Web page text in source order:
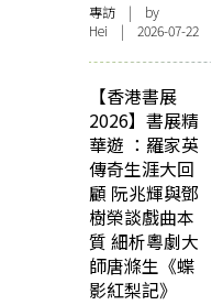
專訪 | by
Hei | 2026-07-22
【香港書展
2026】書展精
華遊 ：羅家英
傳奇生涯大回
顧 阮兆輝與鄧
樹榮談戲曲本
質 細析粵劇大
師唐滌生《蝶
影紅梨記》